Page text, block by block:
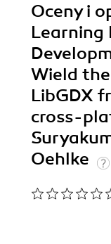
Oceny i
Learning
Wield
LibGDX
cross-
Oehlke